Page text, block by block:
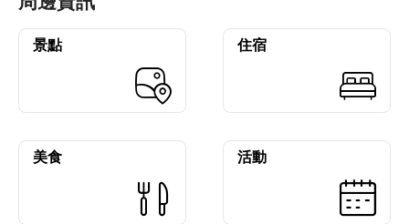
景點 住宿
美食 活動